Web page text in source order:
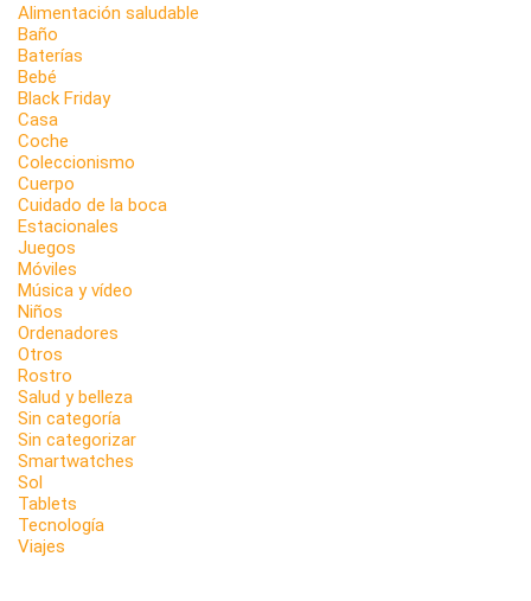
Alimentación saludable
Baño
Baterías
Bebé
Black Friday
Casa
Coche
Coleccionismo
Cuerpo
Cuidado de la boca
Estacionales
Juegos
Móviles
Música y vídeo
Niños
Ordenadores
Otros
Rostro
Salud y belleza
Sin categoría
Sin categorizar
Smartwatches
Sol
Tablets
Tecnología
Viajes